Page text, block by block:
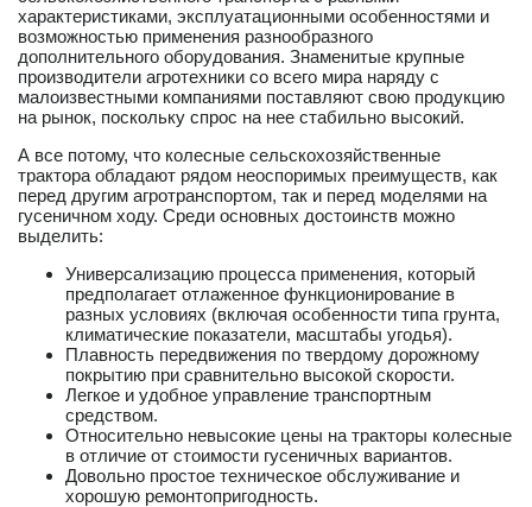
характеристиками, эксплуатационными особенностями и
возможностью применения разнообразного
дополнительного оборудования. Знаменитые крупные
производители агротехники со всего мира наряду с
малоизвестными компаниями поставляют свою продукцию
на рынок, поскольку спрос на нее стабильно высокий.
А все потому, что колесные сельскохозяйственные
трактора обладают рядом неоспоримых преимуществ, как
перед другим агротранспортом, так и перед моделями на
гусеничном ходу. Среди основных достоинств можно
выделить:
Универсализацию процесса применения, который
предполагает отлаженное функционирование в
разных условиях (включая особенности типа грунта,
климатические показатели, масштабы угодья).
Плавность передвижения по твердому дорожному
покрытию при сравнительно высокой скорости.
Легкое и удобное управление транспортным
средством.
Относительно невысокие цены на тракторы колесные
в отличие от стоимости гусеничных вариантов.
Довольно простое техническое обслуживание и
хорошую ремонтопригодность.